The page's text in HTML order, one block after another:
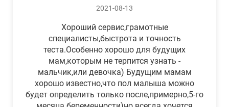
2021-08-13
Хороший сервис,грамотные
специалисты,быстрота и точность
теста.Особенно хорошо для будущих
мам,которым не терпится узнать -
мальчик,или девочка) Будущим мамам
хорошо известно,что пол малыша можно
будет определить только после,примерно,5-го